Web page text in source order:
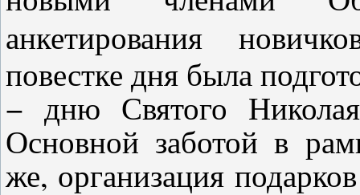
анкетирования
повестке дня была
− дню Святого
Основной заботой в
же, организация